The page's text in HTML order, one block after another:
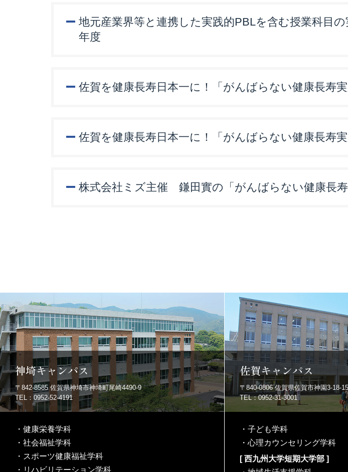
地元産業界等と連携した実践的PBLを含む授業科目
年度
佐賀を健康長寿日本一に！「がんばらない健康長寿
佐賀を健康長寿日本一に！「がんばらない健康長寿
株式会社ミズ主催 鎌田實の「がんばらない健康長
神埼キャンパス
〒842-8585佐賀県神埼市神埼町尾崎4490-9
TEL：0952-52-4191
・ 健康栄養学科
・ 社会福祉学科
・ スポーツ健康福祉学科
・ リハビリテーション学科
佐賀キャンパス
〒840-0806佐賀県佐賀市神園3-18-
TEL：0952-31-3001
・子ども学科
・心理カウンセリング学科
[ 西九州大学短期大学部 ]